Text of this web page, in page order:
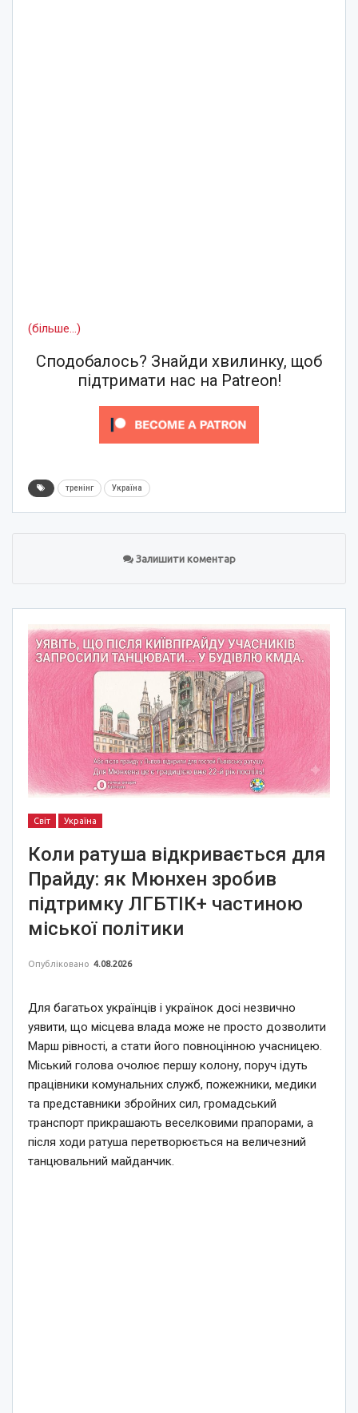
(більше…)
Сподобалось? Знайди хвилинку, щоб
підтримати нас на Patreon!
тренінг Україна
Залишити коментар
Світ Україна
Коли ратуша відкривається для
Прайду: як Мюнхен зробив
підтримку ЛГБТІК+ частиною
міської політики
Опубліковано 4.08.2026
Для багатьох українців і українок досі незвично
уявити, що місцева влада може не просто дозволити
Марш рівності, а стати його повноцінною учасницею.
Міський голова очолює першу колону, поруч ідуть
працівники комунальних служб, пожежники, медики
та представники збройних сил, громадський
транспорт прикрашають веселковими прапорами, а
після ходи ратуша перетворюється на величезний
танцювальний майданчик.